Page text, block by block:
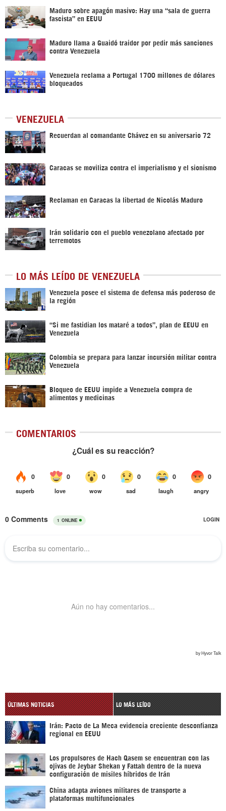
Maduro sobre apagón masivo: Hay una “sala de guerra
fascista” en EEUU
Maduro llama a Guaidó traidor por pedir más sanciones
contra Venezuela
Venezuela reclama a Portugal 1700 millones de dólares
bloqueados
VENEZUELA
Recuerdan al comandante Chávez en su aniversario 72
Caracas se moviliza contra el imperialismo y el sionismo
Reclaman en Caracas la libertad de Nicolás Maduro
Irán solidario con el pueblo venezolano afectado por
terremotos
LO MÁS LEÍDO DE VENEZUELA
Venezuela posee el sistema de defensa más poderoso de
la región
“Si me fastidian los mataré a todos”, plan de EEUU en
Venezuela
Colombia se prepara para lanzar incursión militar contra
Venezuela
Bloqueo de EEUU impide a Venezuela compra de
alimentos y medicinas
COMENTARIOS
ÚLTIMAS NOTICIAS LO MÁS LEÍDO
Irán: Pacto de La Meca evidencia creciente desconfianza
regional en EEUU
Los propulsores de Hach Qasem se encuentran con las
ojivas de Jeybar Shekan y Fattah dentro de la nueva
configuración de misiles híbridos de Irán
China adapta aviones militares de transporte a
plataformas multifuncionales